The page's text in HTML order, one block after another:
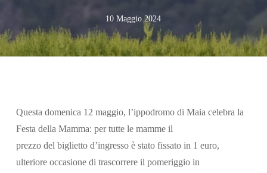
10 Maggio 2024
Questa domenica 12 maggio, l’ippodromo di Maia celebra la
Festa della Mamma: per tutte le mamme il
prezzo del biglietto d’ingresso è stato fissato in 1 euro,
ulteriore occasione di trascorrere il pomeriggio in